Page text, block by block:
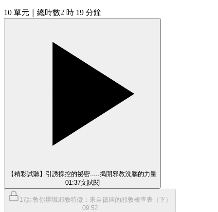
10 單元 ｜總時數2 時 19 分鐘
【精彩試聽】引誘操控的祕密.....揭開邪教洗腦的力量
01:37文試閱
17點教你辨識邪教特徵：來自德國的邪教檢查表（下）
09:52